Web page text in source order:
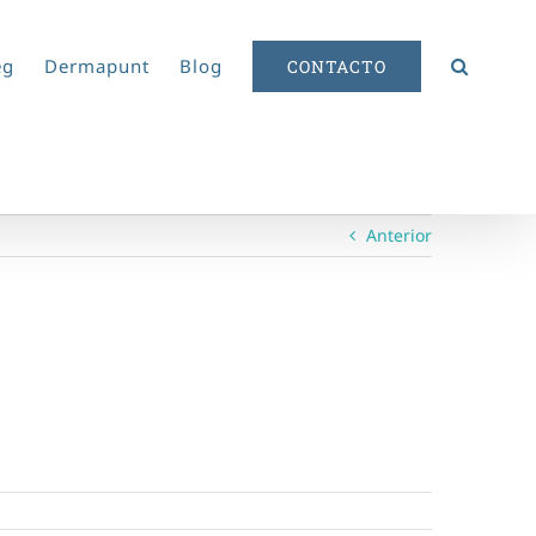
Dermapunt Blog CONTACTO
Anterior